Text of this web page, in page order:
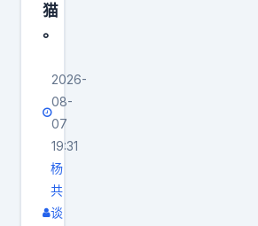
猫
。
2026-
08-
07
19:31
杨
共
谈